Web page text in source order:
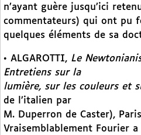
n’ayant guère jusqu’ici
commentateurs) qui ont pu
quelques éléments de sa
• ALGAROTTI, Le
Entretiens sur la
lumière, sur les couleurs et
de l’italien par
M. Duperron de Caster),
Vraisemblablement Fourier a